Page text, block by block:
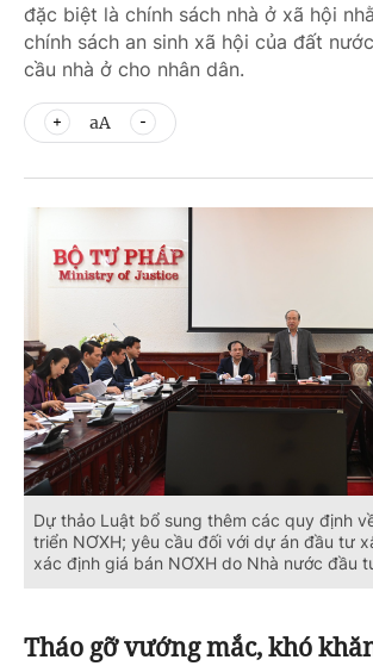
đặc biệt là chính sách nhà ở xã hội
chính sách an sinh xã hội của đất
cầu nhà ở cho nhân dân.
aA
Dự thảo Luật bổ sung thêm các quy định
triển NƠXH; yêu cầu đối với dự án đầu tư
xác định giá bán NƠXH do Nhà nước đầu
Tháo gỡ vướng mắc, khó